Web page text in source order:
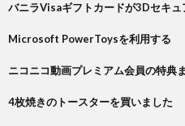
バニラVisaギフトカードが3Dセキ
Microsoft PowerToysを利用する
ニコニコ動画プレミアム会員の特典
4枚焼きのトースターを買いました